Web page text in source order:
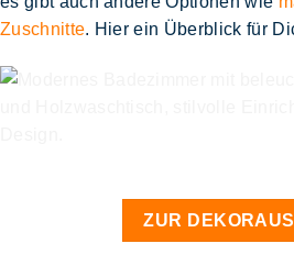
Zuschnitte. Hier ein Überblick für
ZUR